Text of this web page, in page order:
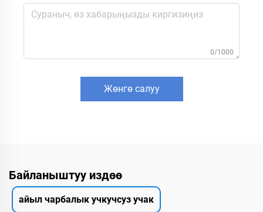
0/1000
Жөнгө салуу
Байланыштуу издөө
айыл чарбалык учкучсуз учак